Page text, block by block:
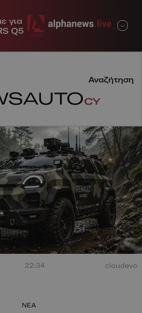
για
Q5
Αναζήτηση
από
22:34 cloudevo
NEA